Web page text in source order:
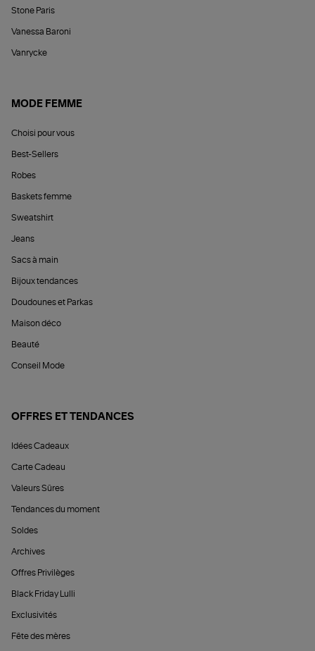
Stone Paris
Vanessa Baroni
Vanrycke
MODE FEMME
Choisi pour vous
Best-Sellers
Robes
Baskets femme
Sweatshirt
Jeans
Sacs à main
Bijoux tendances
Doudounes et Parkas
Maison déco
Beauté
Conseil Mode
OFFRES ET TENDANCES
Idées Cadeaux
Carte Cadeau
Valeurs Sûres
Tendances du moment
Soldes
Archives
Offres Privilèges
Black Friday Lulli
Exclusivités
Fête des mères